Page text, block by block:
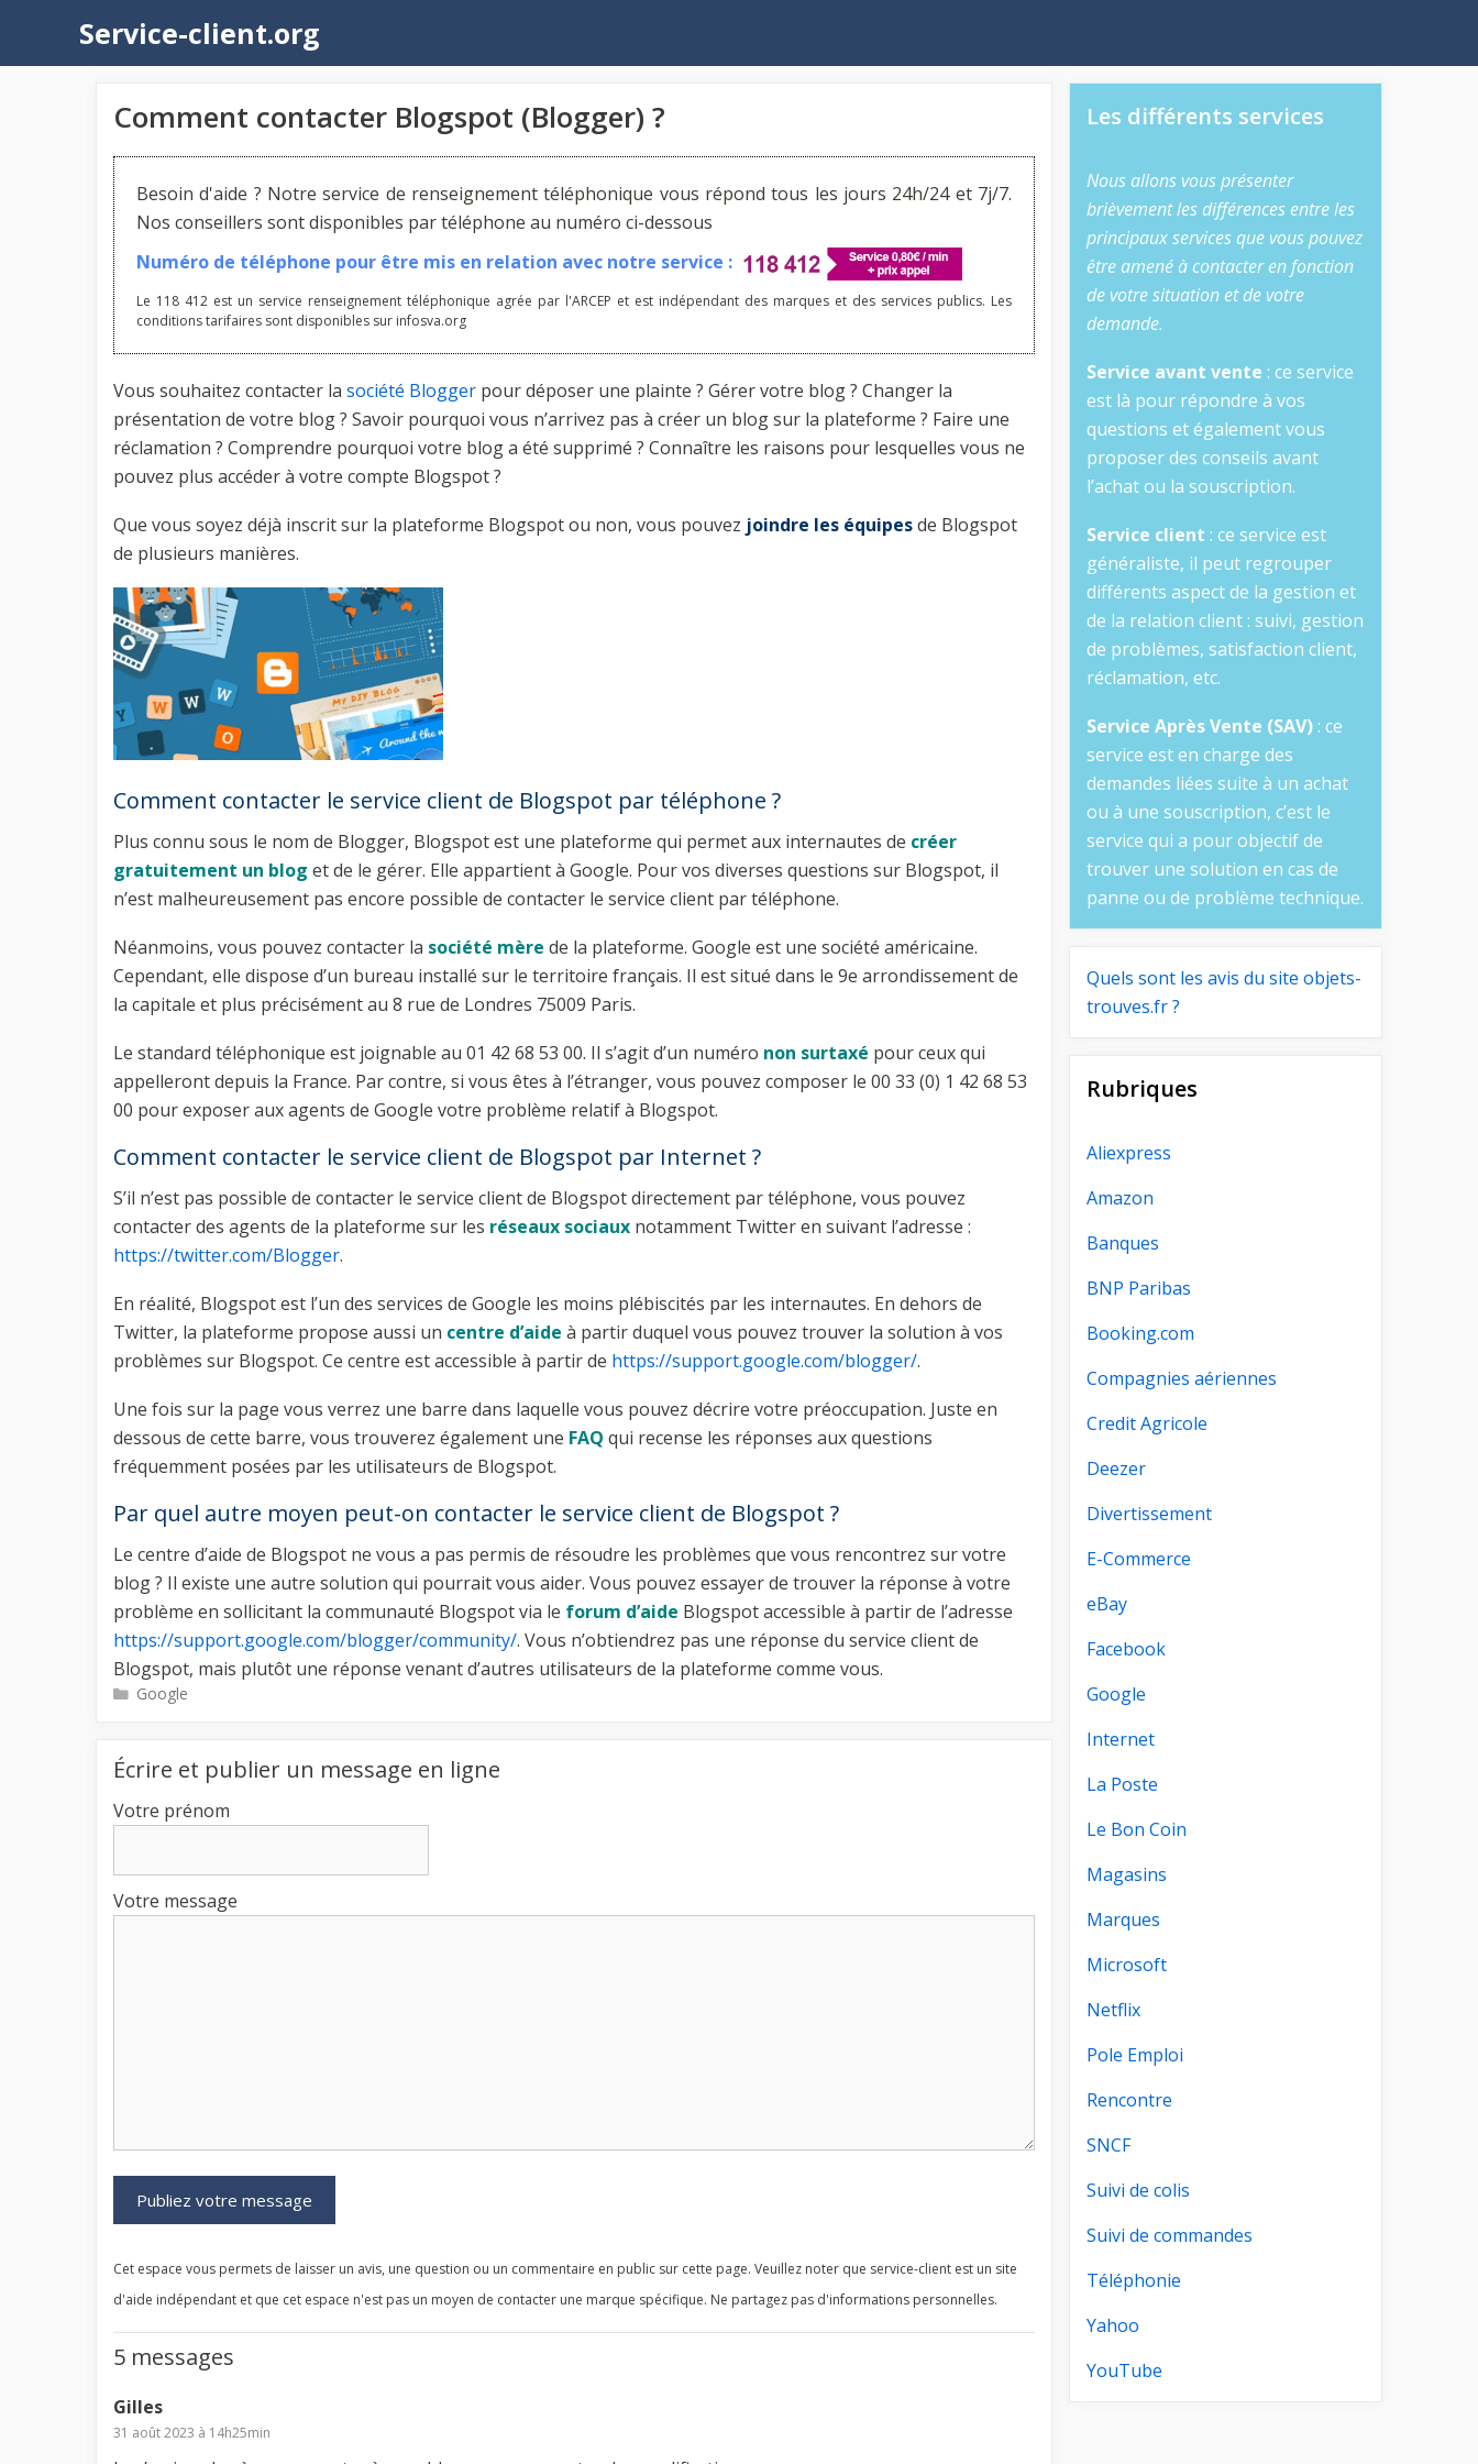
contenu
Service-client.org
Comment contacter Blogspot (Blogger) ?
Besoin d'aide ? Notre service de renseignement téléphonique vous répond tous les jours 24h/24 et 7j/7.
Nos conseillers sont disponibles par téléphone au numéro ci-dessous
Numéro de téléphone pour être mis en relation avec notre service :
Le 118 412 est un service renseignement téléphonique agrée par l'ARCEP et est indépendant des marques et des services publics. Les
conditions tarifaires sont disponibles sur infosva.org
Vous souhaitez contacter la société Blogger pour déposer une plainte ? Gérer votre blog ? Changer la
présentation de votre blog ? Savoir pourquoi vous n’arrivez pas à créer un blog sur la plateforme ? Faire une
réclamation ? Comprendre pourquoi votre blog a été supprimé ? Connaître les raisons pour lesquelles vous ne
pouvez plus accéder à votre compte Blogspot ?
Que vous soyez déjà inscrit sur la plateforme Blogspot ou non, vous pouvez joindre les équipesde Blogspot
de plusieurs manières.
Comment contacter le service client de Blogspot par téléphone ?
Plus connu sous le nom de Blogger, Blogspot est une plateforme qui permet aux internautes de créer
gratuitement un blog et de le gérer. Elle appartient à Google. Pour vos diverses questions sur Blogspot, il
n’est malheureusement pas encore possible de contacter le service client par téléphone.
Néanmoins, vous pouvez contacter la société mère de la plateforme. Google est une société américaine.
Cependant, elle dispose d’un bureau installé sur le territoire français. Il est situé dans le 9e arrondissement de
la capitale et plus précisément au 8 rue de Londres 75009 Paris.
Le standard téléphonique est joignable au 01 42 68 53 00. Il s’agit d’un numéro non surtaxé pour ceux qui
appelleront depuis la France. Par contre, si vous êtes à l’étranger, vous pouvez composer le 00 33 (0) 1 42 68 53
00 pour exposer aux agents de Google votre problème relatif à Blogspot.
Comment contacter le service client de Blogspot par Internet ?
S’il n’est pas possible de contacter le service client de Blogspot directement par téléphone, vous pouvez
contacter des agents de la plateforme sur les réseaux sociaux notamment Twitter en suivant l’adresse :
https://twitter.com/Blogger.
En réalité, Blogspot est l’un des services de Google les moins plébiscités par les internautes. En dehors de
Twitter, la plateforme propose aussi un centre d’aide à partir duquel vous pouvez trouver la solution à vos
problèmes sur Blogspot. Ce centre est accessible à partir de https://support.google.com/blogger/.
Une fois sur la page vous verrez une barre dans laquelle vous pouvez décrire votre préoccupation. Juste en
dessous de cette barre, vous trouverez également une FAQ qui recense les réponses aux questions
fréquemment posées par les utilisateurs de Blogspot.
Par quel autre moyen peut-on contacter le service client de Blogspot ?
Le centre d’aide de Blogspot ne vous a pas permis de résoudre les problèmes que vous rencontrez sur votre
blog ? Il existe une autre solution qui pourrait vous aider. Vous pouvez essayer de trouver la réponse à votre
problème en sollicitant la communauté Blogspot via le forum d’aide Blogspot accessible à partir de l’adresse
https://support.google.com/blogger/community/. Vous n’obtiendrez pas une réponse du service client de
Blogspot, mais plutôt une réponse venant d’autres utilisateurs de la plateforme comme vous.
Catégories
Google
Écrire et publier un message en ligne
Votre prénom
Votre message
Cet espace vous permets de laisser un avis, une question ou un commentaire en public sur cette page. Veuillez noter que service-client est un site
d'aide indépendant et que cet espace n'est pas un moyen de contacter une marque spécifique. Ne partagez pas d'informations personnelles.
5 messages
Gilles
31 août 2023 à 14h25min
Les différents services
Nous allons vous présenter
brièvement les différences entre les
principaux services que vous pouvez
être amené à contacter en fonction
de votre situation et de votre
demande.
Service avant vente : ce service
est là pour répondre à vos
questions et également vous
proposer des conseils avant
l’achat ou la souscription.
Service client : ce service est
généraliste, il peut regrouper
différents aspect de la gestion et
de la relation client : suivi, gestion
de problèmes, satisfaction client,
réclamation, etc.
Service Après Vente (SAV) : ce
service est en charge des
demandes liées suite à un achat
ou à une souscription, c’est le
service qui a pour objectif de
trouver une solution en cas de
panne ou de problème technique.
Quels sont les avis du site objets-
trouves.fr ?
Rubriques
Aliexpress
Amazon
Banques
BNP Paribas
Booking.com
Compagnies aériennes
Credit Agricole
Deezer
Divertissement
E-Commerce
eBay
Facebook
Google
Internet
La Poste
Le Bon Coin
Magasins
Marques
Microsoft
Netflix
Pole Emploi
Rencontre
SNCF
Suivi de colis
Suivi de commandes
Téléphonie
Yahoo
YouTube